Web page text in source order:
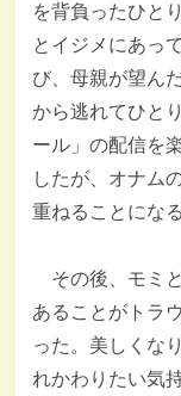
を背負ったひと
とイジメにあっ
び、母親が望ん
から逃れてひと
ール」の配信を
したが、オナム
重ねることにな
その後、モミ
あることがトラ
った。美しくな
れかわりたい気